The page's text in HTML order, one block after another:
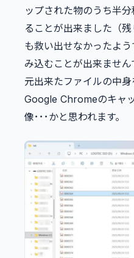
ップされた物のうち半
ることが出来ました（
も救い出せなかったよ
み込むことが出来ませ
元出来たファイルの中
Google Chromeのキャ
像･･･かと思われます。